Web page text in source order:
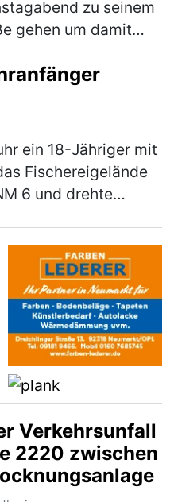
zu seinem
gehen um damit
seiner star…
ein 18-Jähriger mit
Fischereigelände
6 und drehte
Verkehrsunfall
2220 zwischen